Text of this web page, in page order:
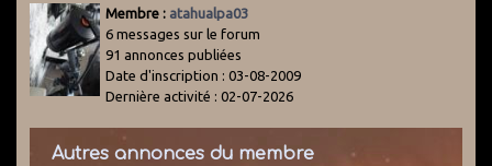
Membre : atahualpa03
6 messages sur le forum
91 annonces publiées
Date d'inscription : 03-08-2009
Dernière activité : 02-07-2026
Autres annonces du membre